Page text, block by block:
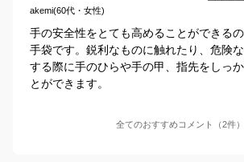
akemi(60代・女性)
手の安全性をとても高めることができる
手袋です。鋭利なものに触れたり、危険
する際に手のひらや手の甲、指先をしっ
とができます。
全てのおすすめコメント（2件）